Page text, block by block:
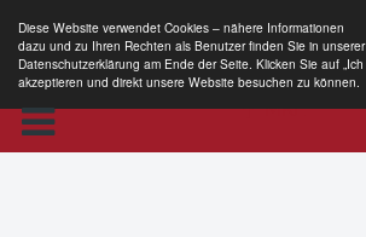
Diese Website verwendet Cookies – nähere Informationen
dazu und zu Ihren Rechten als Benutzer finden Sie in unserer
Datenschutzerklärung am Ende der Seite. Klicken Sie auf
akzeptieren und direkt unsere Website besuchen zu können.
MKE